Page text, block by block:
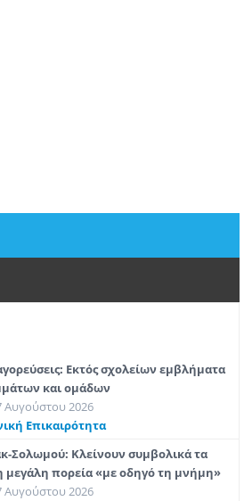
Εκτός σχολείων εμβλήματα
και ομάδων
Αυγούστου 2026
Επικαιρότητα
Σολωμού: Κλείνουν συμβολικά τα
μεγάλη πορεία «με οδηγό τη μνήμη»
Αυγούστου 2026